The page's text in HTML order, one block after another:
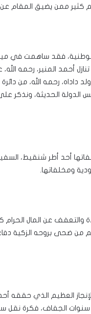
كثير ممن يضيق المقام
فقد ساهمت في ميلاد
أحمد المنير، رحمه
داداه، رحمه الله، من
الحديثة، ونذكر على
أحد أطر شنقيط،
ومخلفاتها.
والتعفف عن المال الحرام
من ضحى بروحه الزكية
العظيم الذي حققه
في سنوات الجفاف، فكرة